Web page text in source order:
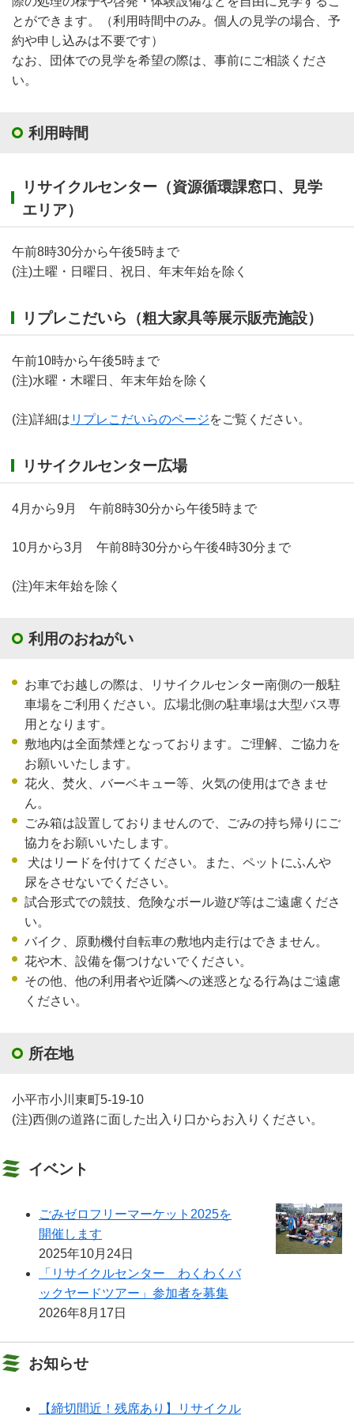
とができます。（利用時間中のみ。個人の見学の場合、予
約や申し込みは不要です）
なお、団体での見学を希望の際は、事前にご相談くださ
い。
利用時間
リサイクルセンター（資源循環課窓口、見学
エリア）
午前8時30分から午後5時まで
(注)土曜・日曜日、祝日、年末年始を除く
リプレこだいら（粗大家具等展示販売施設）
午前10時から午後5時まで
(注)水曜・木曜日、年末年始を除く
(注)詳細は リプレこだいらのページをご覧ください。
リサイクルセンター広場
4月から9月 午前8時30分から午後5時まで
10月から3月 午前8時30分から午後4時30分まで
(注)年末年始を除く
利用のおねがい
お車でお越しの際は、リサイクルセンター南側の一般駐
車場をご利用ください。広場北側の駐車場は大型バス専
用となります。
敷地内は全面禁煙となっております。ご理解、ご協力を
お願いいたします。
花火、焚火、バーベキュー等、火気の使用はできませ
ん。
ごみ箱は設置しておりませんので、ごみの持ち帰りにご
協力をお願いいたします。
犬はリードを付けてください。また、ペットにふんや
尿をさせないでください。
試合形式での競技、危険なボール遊び等はご遠慮くださ
い。
バイク、原動機付自転車の敷地内走行はできません。
花や木、設備を傷つけないでください。
その他、他の利用者や近隣への迷惑となる行為はご遠慮
ください。
所在地
小平市小川東町5-19-10
(注)西側の道路に面した出入り口からお入りください。
イベント
ごみゼロフリーマーケット2025を
開催します
2025年10月24日
「リサイクルセンター わくわくバ
ックヤードツアー」参加者を募集
2026年8月17日
お知らせ
【締切間近！残席あり】リサイクル